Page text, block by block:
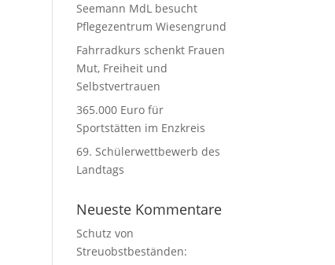
Seemann MdL besucht
Pflegezentrum Wiesengrund
Fahrradkurs schenkt Frauen
Mut, Freiheit und
Selbstvertrauen
365.000 Euro für
Sportstätten im Enzkreis
69. Schülerwettbewerb des
Landtags
Neueste Kommentare
Schutz von
Streuobstbeständen: